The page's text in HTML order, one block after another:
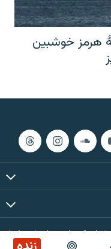
هرمز خوشبین
کپی‌رایت، برای رادیو فردا